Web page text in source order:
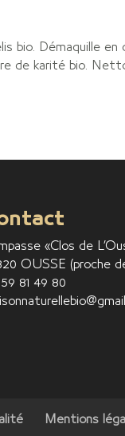
bio. Démaquille
de karité bio.
«Clos de
OUSSE (proche
81 49 80
Mentions